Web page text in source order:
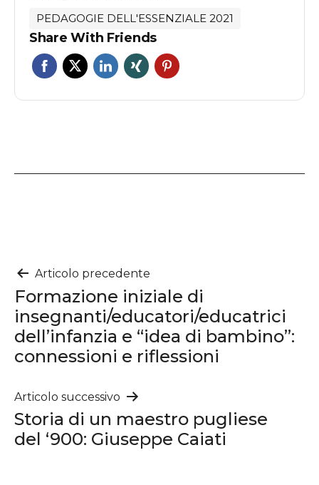
PEDAGOGIE DELL'ESSENZIALE 2021
Share With Friends
Navigazione
articoli
Articolo precedente
Formazione iniziale di
insegnanti/educatori/educatrici
dell’infanzia e “idea di bambino”:
connessioni e riflessioni
Articolo successivo
Storia di un maestro pugliese
del ‘900: Giuseppe Caiati